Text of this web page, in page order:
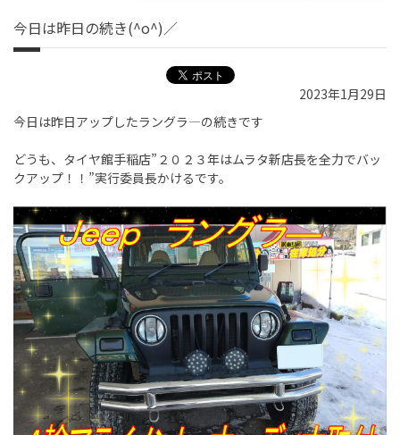
今日は昨日の続き(^o^)／
2023年1月29日
今日は昨日アップしたラングラ―の続きです
どうも、タイヤ館手稲店”２０２３年はムラタ新店長を全力でバッ
クアップ！！”実行委員長かけるです。